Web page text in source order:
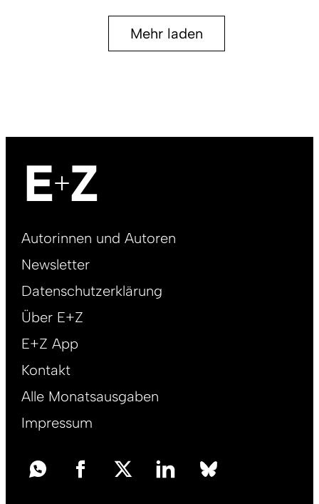
Mehr laden
Footer
DE
Autorinnen und Autoren
Newsletter
Datenschutzerklärung
Über E+Z
E+Z App
Kontakt
Alle Monatsausgaben
Impressum